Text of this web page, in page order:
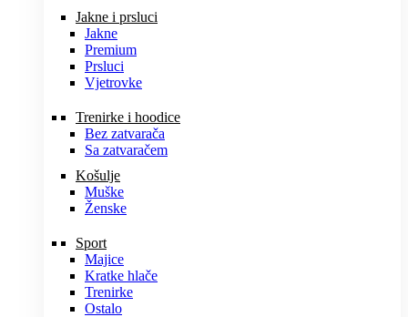
Jakne i prsluci
Jakne
Premium
Prsluci
Vjetrovke
Trenirke i hoodice
Bez zatvarača
Sa zatvaračem
Košulje
Muške
Ženske
Sport
Majice
Kratke hlače
Trenirke
Ostalo